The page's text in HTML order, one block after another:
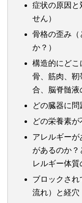
症状の原因
せん）
骨格の歪み（
か？）
構造的にどこ
骨、筋肉、靭
合、脳脊髄液
どの臓器に問
どの栄養素が
アレルギー
があるのか
レルギー体質
ブロックさ
流れ）と経穴